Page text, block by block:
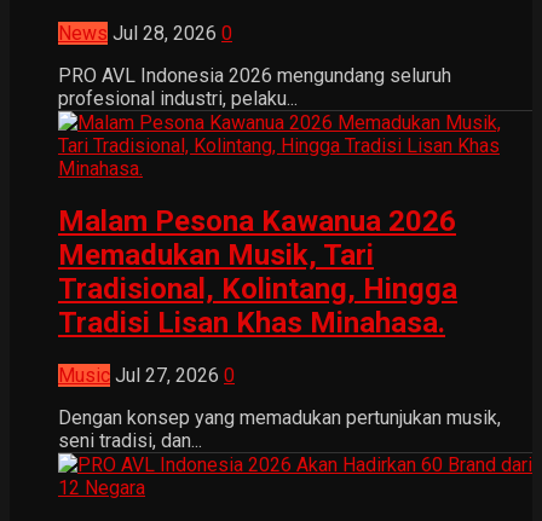
News Jul 28, 2026 0
PRO AVL Indonesia 2026 mengundang seluruh
profesional industri, pelaku...
Malam Pesona Kawanua 2026
Memadukan Musik, Tari
Tradisional, Kolintang, Hingga
Tradisi Lisan Khas Minahasa.
Music Jul 27, 2026 0
Dengan konsep yang memadukan pertunjukan musik,
seni tradisi, dan...